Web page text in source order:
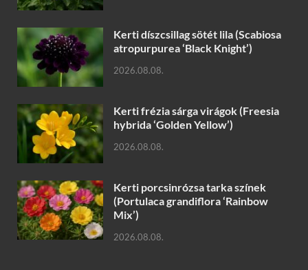
Kerti díszcsillag sötét lila (Scabiosa
atropurpurea ‘Black Knight’)
2026.08.08.
Kerti frézia sárga virágok (Freesia
hybrida ‘Golden Yellow’)
2026.08.08.
Kerti porcsinrózsa tarka színek
(Portulaca grandiflora ‘Rainbow
Mix’)
2026.08.08.